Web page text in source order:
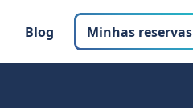
Blog Minhas reservas